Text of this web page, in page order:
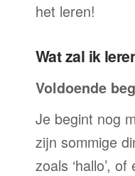
het leren!
Wat zal ik
Voldoende
Je begint nog
zijn sommige
zoals ‘hallo’,